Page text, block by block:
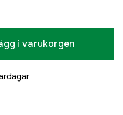
i varukorgen